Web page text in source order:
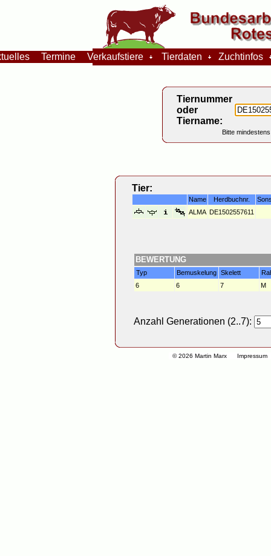
© 2026 Martin Marx Impressum
Termine Verkaufstiere Tierdaten Zuchtinfos
Tiernummer
oder
Tiername:
Bitte
Tier:
Name Herdbuchnr.
ALMA DE1502557611
BEWERTUNG
Typ Bemuskelung Skelett
6
6 7 M
Anzahl Generationen (2..7):